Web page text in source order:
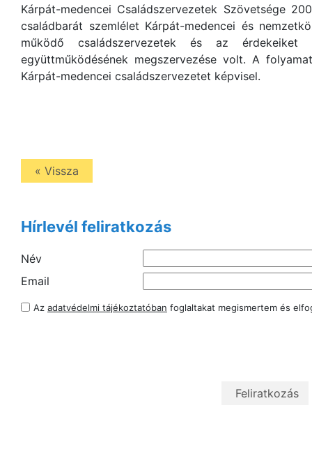
Kárpát-medencei Családszervezetek Szövetsége
családbarát szemlélet Kárpát-medencei és
működő családszervezetek és az érdekeiket
együttműködésének megszervezése volt. A
Kárpát-medencei családszervezetet képvisel.
« Vissza
Hírlevél feliratkozás
Név
Email
Az adatvédelmi tájékoztatóban foglaltakat megismertem és